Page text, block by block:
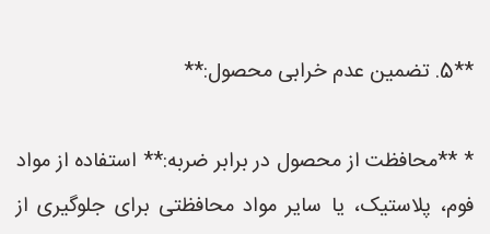
**5. تضمین عدم خرابی محصول:**
* **محافظت از محصول در برابر ضربه:** استفاده از مواد
فوم، پلاستیک، یا سایر مواد محافظتی برای جلوگیری از